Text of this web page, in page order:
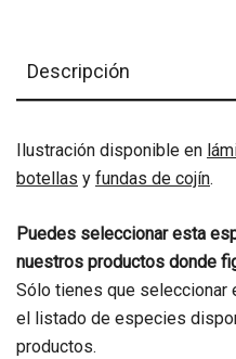
Descripción
Ilustración disponible en
botellas y fundas de cojín.
Puedes seleccionar esta
nuestros productos donde
Sólo tienes que seleccionar
el listado de especies
productos.